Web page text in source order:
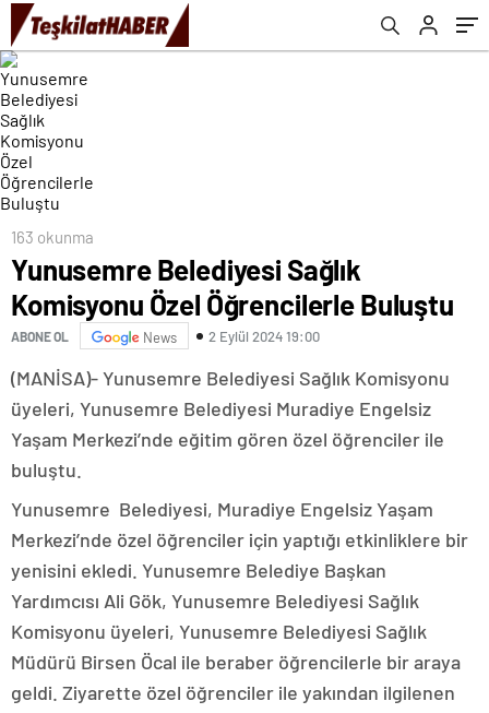
163 okunma
Yunusemre Belediyesi Sağlık
Komisyonu Özel Öğrencilerle Buluştu
ABONE OL News 2 Eylül 2024 19:00
(MANİSA)- Yunusemre Belediyesi Sağlık Komisyonu
üyeleri, Yunusemre Belediyesi Muradiye Engelsiz
Yaşam Merkezi’nde eğitim gören özel öğrenciler ile
buluştu.
Yunusemre Belediyesi, Muradiye Engelsiz Yaşam
Merkezi’nde özel öğrenciler için yaptığı etkinliklere bir
yenisini ekledi. Yunusemre Belediye Başkan
Yardımcısı Ali Gök, Yunusemre Belediyesi Sağlık
Komisyonu üyeleri, Yunusemre Belediyesi Sağlık
Müdürü Birsen Öcal ile beraber öğrencilerle bir araya
geldi. Ziyarette özel öğrenciler ile yakından ilgilenen